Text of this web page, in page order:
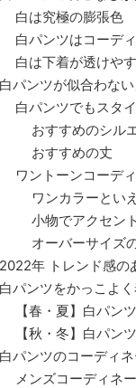
白は究極の膨張色
白パンツはコーデ
白は下着が透けや
白パンツが似合わな
白パンツでもスタ
おすすめのシル
おすすめの丈
ワントーンコーデ
ワンカラーとい
小物でアクセン
オーバーサイズ
2022年 トレンド感の
白パンツをかっこよ
【春・夏】白パン
【秋・冬】白パン
白パンツのコーディ
メンズコーディネ